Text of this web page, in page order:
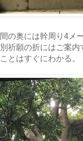
の奥には幹周り4メ
祈願の折にはご案
とはすぐにわかる。